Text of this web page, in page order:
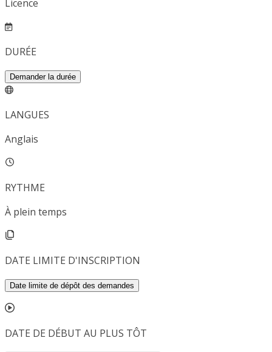
Licence
DURÉE
Demander la durée
LANGUES
Anglais
RYTHME
À plein temps
DATE LIMITE D'INSCRIPTION
Date limite de dépôt des demandes
DATE DE DÉBUT AU PLUS TÔT